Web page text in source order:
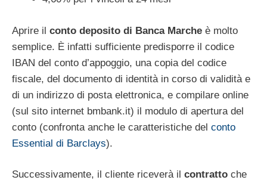
Aprire il conto deposito di Banca Marche è molto
semplice. È infatti sufficiente predisporre il codice
IBAN del conto d’appoggio, una copia del codice
fiscale, del documento di identità in corso di validità e
di un indirizzo di posta elettronica, e compilare online
(sul sito internet bmbank.it) il modulo di apertura del
conto (confronta anche le caratteristiche del conto
Essential di Barclays).
Successivamente, il cliente riceverà il contratto che